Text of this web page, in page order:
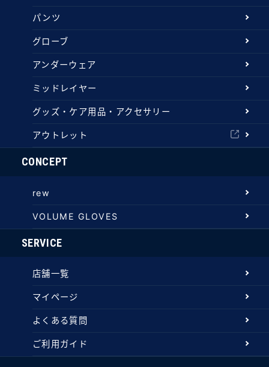
パンツ
グローブ
アンダーウェア
ミッドレイヤー
グッズ・ケア用品・アクセサリー
アウトレット
CONCEPT
rew
VOLUME GLOVES
SERVICE
店舗一覧
マイページ
よくある質問
ご利用ガイド